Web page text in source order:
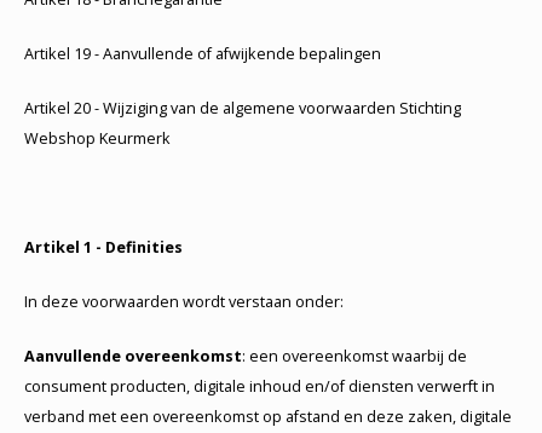
Artikel 19 - Aanvullende of afwijkende bepalingen
Artikel 20 - Wijziging van de algemene voorwaarden Stichting
Webshop Keurmerk
Artikel 1 - Definities
In deze voorwaarden wordt verstaan onder:
Aanvullende overeenkomst: een overeenkomst waarbij de
consument producten, digitale inhoud en/of diensten verwerft in
verband met een overeenkomst op afstand en deze zaken, digitale